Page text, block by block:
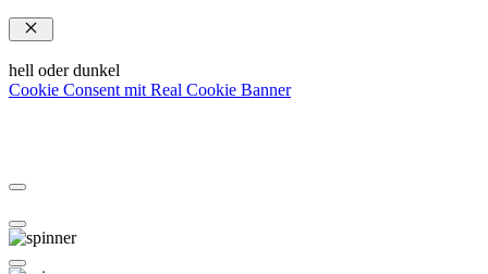
Schließen
hell oder dunkel
Cookie Consent mit Real Cookie Banner